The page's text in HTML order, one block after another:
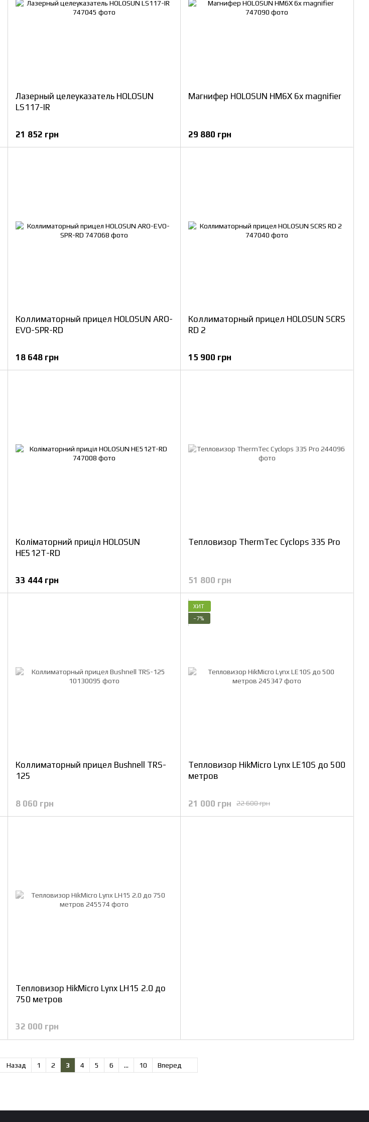
Лазерный целеуказатель HOLOSUN
LS117-IR
21 852 грн
Магнифер HOLOSUN HM6X 6x magnifier
29 880 грн
Коллиматорный прицел HOLOSUN ARO-
EVO-SPR-RD
18 648 грн
Коллиматорный прицел HOLOSUN SCRS
RD 2
15 900 грн
Коліматорний приціл HOLOSUN
HE512T-RD
33 444 грн
Тепловизор ThermTec Cyclops 335 Pro
51 800 грн
Коллиматорный прицел Bushnell TRS-
125
8 060 грн
ХИТ
−7%
Тепловизор HikMicro Lynx LE10S до 500
метров
22 600 грн
21 000 грн
Тепловизор HikMicro Lynx LH15 2.0 до
750 метров
32 000 грн
Назад 1 2 3 4 5 6 ... 10 Вперед